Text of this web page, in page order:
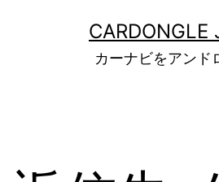
CARDONGLE
カーナビをアンド